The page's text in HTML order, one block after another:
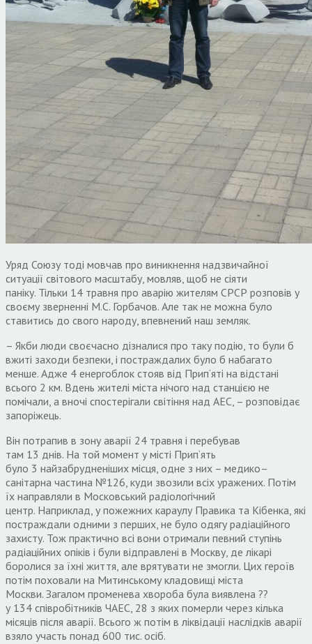
Уряд Союзу тоді мовчав про виникнення надзвичайної
ситуації світового масштабу, мовляв, щоб не сіяти
паніку. Тільки 14 травня про аварію жителям СРСР розповів у
своєму зверненні М.С. Горбачов. Але так не можна було
ставитись до свого народу, впевнений наш земляк.
– Якби люди своєчасно дізналися про таку подію, то були б
вжиті заходи безпеки, і постраждалих було б набагато
менше. Адже 4 енергоблок стояв від Прип‘яті на відстані
всього 2 км. Вдень жителі міста нічого над станцією не
помічали, а вночі спостерігали світіння над АЕС, – розповідає
запоріжець.
Він потрапив в зону аварії 24 травня і перебував
там 13 днів. На той момент у місті Прип‘ять
було 3 найзабрудненіших місця, одне з них – медико–
санітарна частина №126, куди звозили всіх уражених. Потім
їх направляли в Московський радіологічний
центр. Наприклад, у пожежних караулу Правика та Кібенка, які
постраждали одними з перших, не було одягу радіаційного
захисту. Тож практично всі вони отримали певний ступінь
радіаційних опіків і були відправлені в Москву, де лікарі
боролися за їхні життя, але врятувати не змогли. Цих героїв
потім поховали на Митинському кладовищі міста
Москви. Загалом променева хвороба була виявлена ??
у 134 співробітників ЧАЕС, 28 з яких померли через кілька
місяців після аварії. Всього ж потім в ліквідації наслідків аварії
взяло участь понад 600 тис. осіб.